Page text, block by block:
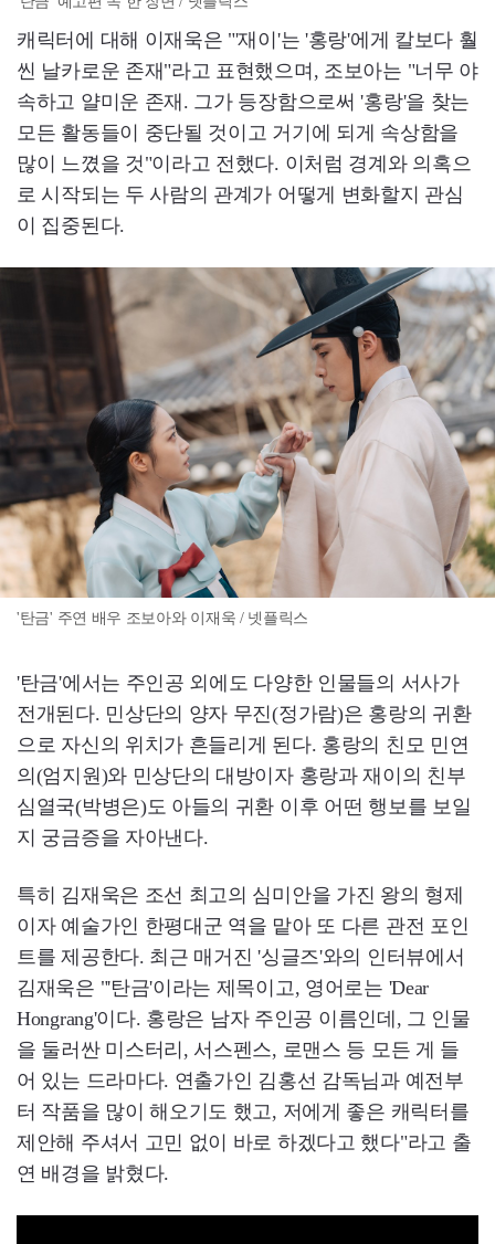
캐릭터에 대해 이재욱은 "'재이'는 '홍랑'에게 칼보다 훨
씬 날카로운 존재"라고 표현했으며, 조보아는 "너무 야
속하고 얄미운 존재. 그가 등장함으로써 '홍랑'을 찾는
모든 활동들이 중단될 것이고 거기에 되게 속상함을
많이 느꼈을 것"이라고 전했다. 이처럼 경계와 의혹으
로 시작되는 두 사람의 관계가 어떻게 변화할지 관심
이 집중된다.
'탄금' 주연 배우 조보아와 이재욱 / 넷플릭스
'탄금'에서는 주인공 외에도 다양한 인물들의 서사가
전개된다. 민상단의 양자 무진(정가람)은 홍랑의 귀환
으로 자신의 위치가 흔들리게 된다. 홍랑의 친모 민연
의(엄지원)와 민상단의 대방이자 홍랑과 재이의 친부
심열국(박병은)도 아들의 귀환 이후 어떤 행보를 보일
지 궁금증을 자아낸다.
특히 김재욱은 조선 최고의 심미안을 가진 왕의 형제
이자 예술가인 한평대군 역을 맡아 또 다른 관전 포인
트를 제공한다. 최근 매거진 '싱글즈'와의 인터뷰에서
김재욱은 "'탄금'이라는 제목이고, 영어로는 'Dear
Hongrang'이다. 홍랑은 남자 주인공 이름인데, 그 인물
을 둘러싼 미스터리, 서스펜스, 로맨스 등 모든 게 들
어 있는 드라마다. 연출가인 김홍선 감독님과 예전부
터 작품을 많이 해오기도 했고, 저에게 좋은 캐릭터를
제안해 주셔서 고민 없이 바로 하겠다고 했다"라고 출
연 배경을 밝혔다.